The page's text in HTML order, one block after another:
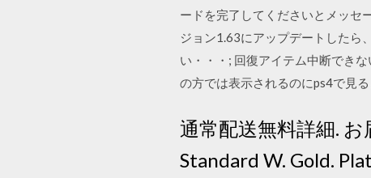
ードを完了してくださいとメッセ
ジョン1.63にアップデートしたら
い・・・; 回復アイテム中断でき
の方では表示されるのにps4で見
通常配送無料詳細.
Standard W. Gold.